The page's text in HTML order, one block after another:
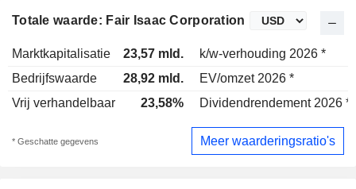
Totale waarde: Fair Isaac Corporation
Marktkapitalisatie 23,57 mld.
k/w-verhouding 2026 *
Bedrijfswaarde
28,92 mld.
EV/omzet 2026 *
Vrij verhandelbaar
23,58% Dividendrendement 2026 *
* Geschatte gegevens Meer waarderingsratio's